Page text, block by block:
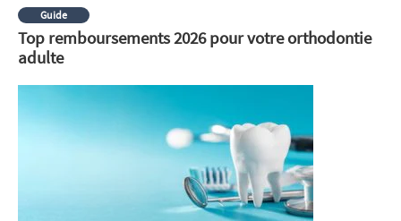
Guide
Top remboursements 2026 pour votre orthodontie
adulte